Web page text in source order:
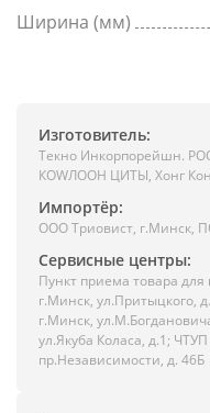
Ширина (мм)
Изготовитель:
Текно Инкорпорейшн.
КОWЛООН ЦИТЫ, Хонг
Импортёр:
ООО Триовист, г.Минск,
Сервисные центры:
Пункт приема товара
г.Минск, ул.Притыцкого,
г.Минск,
ул.Якуба Коласа, д.1;
пр.Независимости, д. 46Б